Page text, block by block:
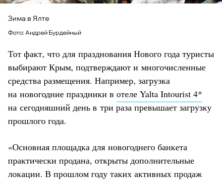
Зима в Ялте
Фото: Андрей Бурдейный
Тот факт, что для празднования Нового года туристы
выбирают Крым, подтверждают и многочисленные
средства размещения. Например, загрузка
на новогодние праздники в отеле Yalta Intourist 4*
на сегодняшний день в три раза превышает загрузку
прошлого года.
«Основная площадка для новогоднего банкета
практически продана, открыты дополнительные
локации. В прошлом году таких активных продаж